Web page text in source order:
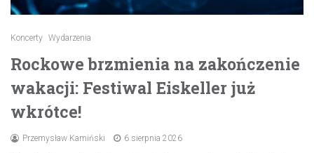
Koncerty Wydarzenia
Rockowe brzmienia na zakończenie
wakacji: Festiwal Eiskeller już
wkrótce!
Przemysław Kamiński 6 sierpnia 2026